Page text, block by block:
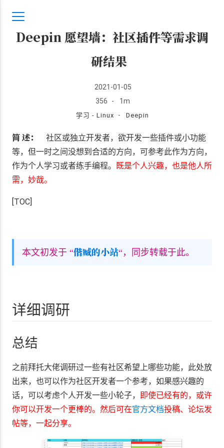
Deepin 愿望墙：社区插件等需求调
研结果
2021-01-05
356
- 1m
学习 - Linux - Deepin
简 述：
社区或独立开发者，欲开发一些插件或小功能
等，但一时之间没想到合适的方向，可参考此作为方向，
作为个人学习或者练手编程。
既是个人兴趣，也是他人所
需，妙哉。
[TOC]
本文初发于 “偕臧的小站“，同步转载于此。
详细调研
总结
之前拜托大佬调研过一些有社区希望上哪些功能，此处放
出来，也可以作为社区开发者一个参考，如果感兴趣的
话，可以考虑个人开发一些小轮子，
即使已经有的，或许
你可以开发一个更棒的。然后可在官方文档投稿、论坛发
帖等，一起分享。